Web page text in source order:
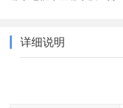
详细说明